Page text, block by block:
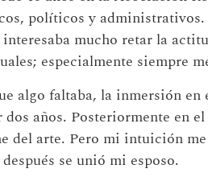
políticos y
mucho retar la
especialmente siempre
algo faltaba, la inmersión
años. Posteriormente en
arte. Pero mi intuición
se unió mi esposo.